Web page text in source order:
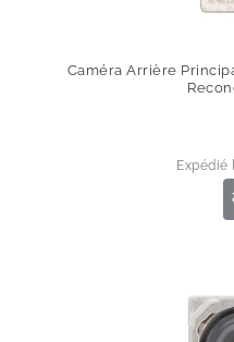
Caméra Arrière
Expédié